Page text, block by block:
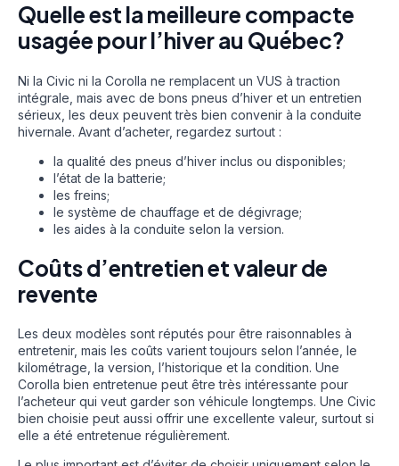
Quelle est la meilleure compacte
usagée pour l’hiver au Québec?
Ni la Civic ni la Corolla ne remplacent un VUS à traction
intégrale, mais avec de bons pneus d’hiver et un entretien
sérieux, les deux peuvent très bien convenir à la conduite
hivernale. Avant d’acheter, regardez surtout :
la qualité des pneus d’hiver inclus ou disponibles;
l’état de la batterie;
les freins;
le système de chauffage et de dégivrage;
les aides à la conduite selon la version.
Coûts d’entretien et valeur de
revente
Les deux modèles sont réputés pour être raisonnables à
entretenir, mais les coûts varient toujours selon l’année, le
kilométrage, la version, l’historique et la condition. Une
Corolla bien entretenue peut être très intéressante pour
l’acheteur qui veut garder son véhicule longtemps. Une Civic
bien choisie peut aussi offrir une excellente valeur, surtout si
elle a été entretenue régulièrement.